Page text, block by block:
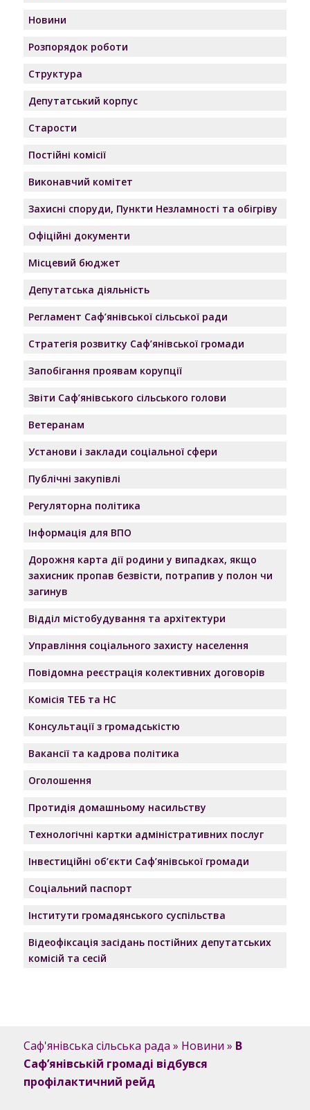
Новини
Розпорядок роботи
Структура
Депутатський корпус
Старости
Постійні комісії
Виконавчий комітет
Захисні споруди, Пункти Незламності та обігріву
Офіційні документи
Місцевий бюджет
Депутатська діяльність
Регламент Саф’янівської сільської ради
Стратегія розвитку Саф’янівської громади
Запобігання проявам корупції
Звіти Саф’янівського сільського голови
Ветеранам
Установи і заклади соціальної сфери
Публічні закупівлі
Регуляторна політика
Інформація для ВПО
Дорожня карта дії родини у випадках, якщо
захисник пропав безвісти, потрапив у полон чи
загинув
Відділ містобудування та архітектури
Управління соціального захисту населення
Повідомна реєстрація колективних договорів
Комісія ТЕБ та НС
Консультації з громадськістю
Вакансії та кадрова політика
Оголошення
Протидія домашньому насильству
Технологічні картки адміністративних послуг
Інвестиційні об’єкти Саф’янівської громади
Соціальний паспорт
Інститути громадянського суспільства
Відеофіксація засідань постійних депутатських
комісій та сесій
Саф'янівська сільська рада » Новини » В
Саф’янівській громаді відбувся
профілактичний рейд